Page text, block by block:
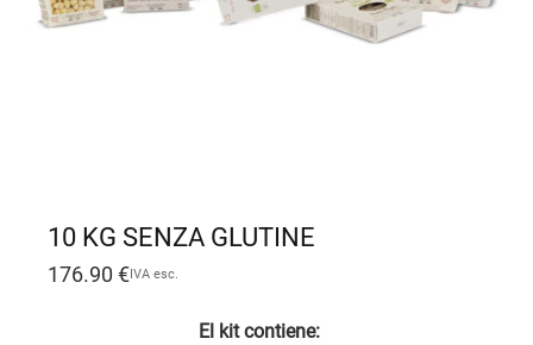
10 KG SENZA GLUTINE
176.90 €IVA esc.
El kit contiene: